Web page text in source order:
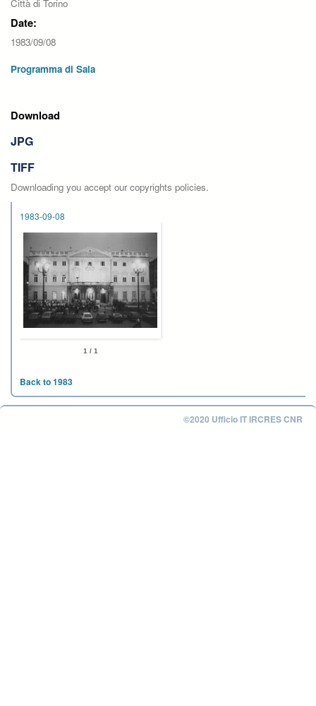
Città di Torino
Date:
1983/09/08
Programma di Sala
Download
JPG
TIFF
Downloading you accept our copyrights policies.
1983-09-08
1 / 1
Back to 1983
©2020 Ufficio IT IRCRES CNR